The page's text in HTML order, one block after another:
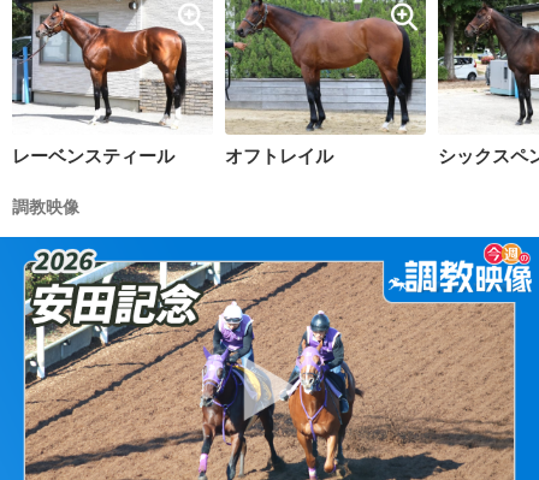
レーベンスティール オフトレイル シックスペ
調教映像